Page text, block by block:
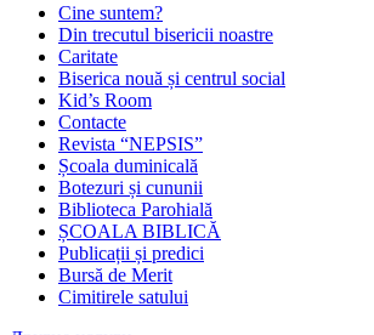
Cine suntem?
Din trecutul bisericii noastre
Caritate
Biserica nouă și centrul social
Kid’s Room
Contacte
Revista “NEPSIS”
Școala duminicală
Botezuri și cununii
Biblioteca Parohială
ȘCOALA BIBLICĂ
Publicații și predici
Bursă de Merit
Cimitirele satului